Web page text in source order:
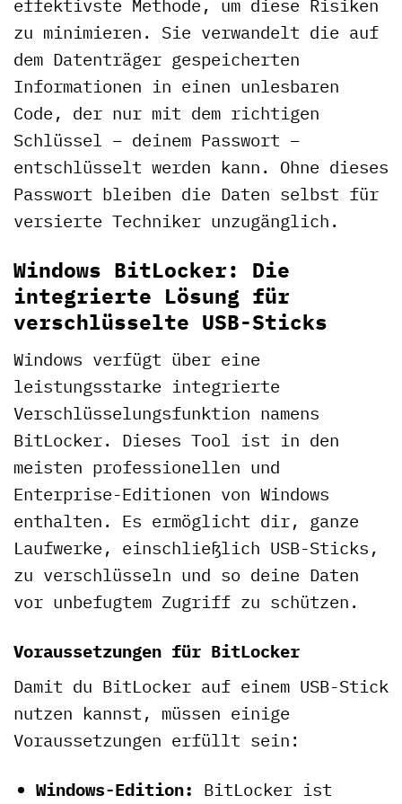
effektivste Methode, um diese Risiken
zu minimieren. Sie verwandelt die auf
dem Datenträger gespeicherten
Informationen in einen unlesbaren
Code, der nur mit dem richtigen
Schlüssel – deinem Passwort –
entschlüsselt werden kann. Ohne dieses
Passwort bleiben die Daten selbst für
versierte Techniker unzugänglich.
Windows BitLocker: Die
integrierte Lösung für
verschlüsselte USB-Sticks
Windows verfügt über eine
leistungsstarke integrierte
Verschlüsselungsfunktion namens
BitLocker. Dieses Tool ist in den
meisten professionellen und
Enterprise-Editionen von Windows
enthalten. Es ermöglicht dir, ganze
Laufwerke, einschließlich USB-Sticks,
zu verschlüsseln und so deine Daten
vor unbefugtem Zugriff zu schützen.
Voraussetzungen für BitLocker
Damit du BitLocker auf einem USB-Stick
nutzen kannst, müssen einige
Voraussetzungen erfüllt sein:
Windows-Edition: BitLocker ist